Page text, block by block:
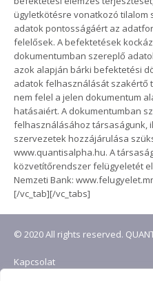
ügyletkötésre vonatkozó tilalom
adatok pontosságáért az
felelősek. A befektetések
dokumentumban szereplő
azok alapján bárki befektetési
adatok felhasználását szakértő
nem felel a jelen dokumentum
hatásaiért. A dokumentumban
felhasználásához társaságunk,
szervezetek hozzájárulása
www.quantisalpha.hu. A
közvetítőrendszer felügyeletét
Nemzeti Bank:
[/vc_tab][/vc_tabs]
© 2020 All rights reserved.
Kapcsolat